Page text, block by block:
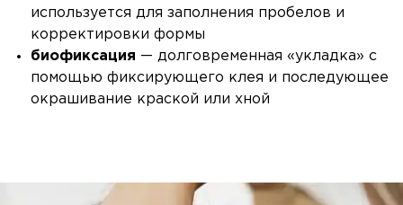
используется для заполнения пробелов и
корректировки формы
биофиксация — долговременная «укладка» с
помощью фиксирующего клея и последующее
окрашивание краской или хной